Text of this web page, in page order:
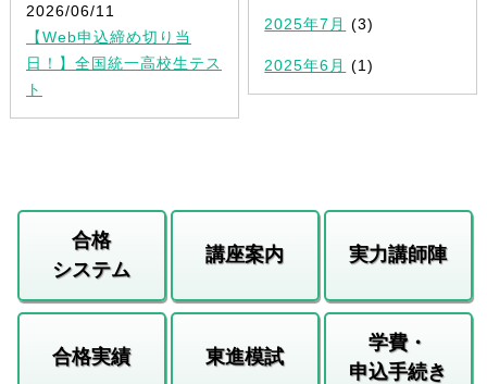
2026/06/11
【Web申込締め切り当
日！】全国統一高校生テス
ト
2025年7月 (3)
2025年6月 (1)
合格
システム
講座案内 実力講師陣
合格実績 東進模試
学費・
申込手続き